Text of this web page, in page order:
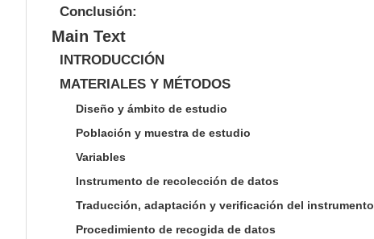
Conclusión:
Main Text
INTRODUCCIÓN
MATERIALES Y MÉTODOS
Diseño y ámbito de estudio
Población y muestra de estudio
Variables
Instrumento de recolección de datos
Traducción, adaptación y verificación del instrumento
Procedimiento de recogida de datos